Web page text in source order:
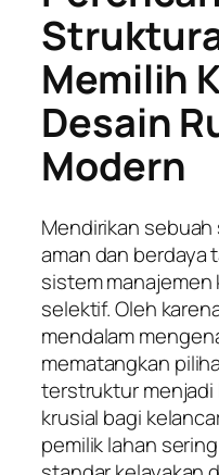
Memilih
Desain
Modern
Mendirikan
aman dan berdaya
sistem
selektif. Oleh
mendalam
mematangkan
terstruktur menjadi
krusial bagi
pemilik lahan